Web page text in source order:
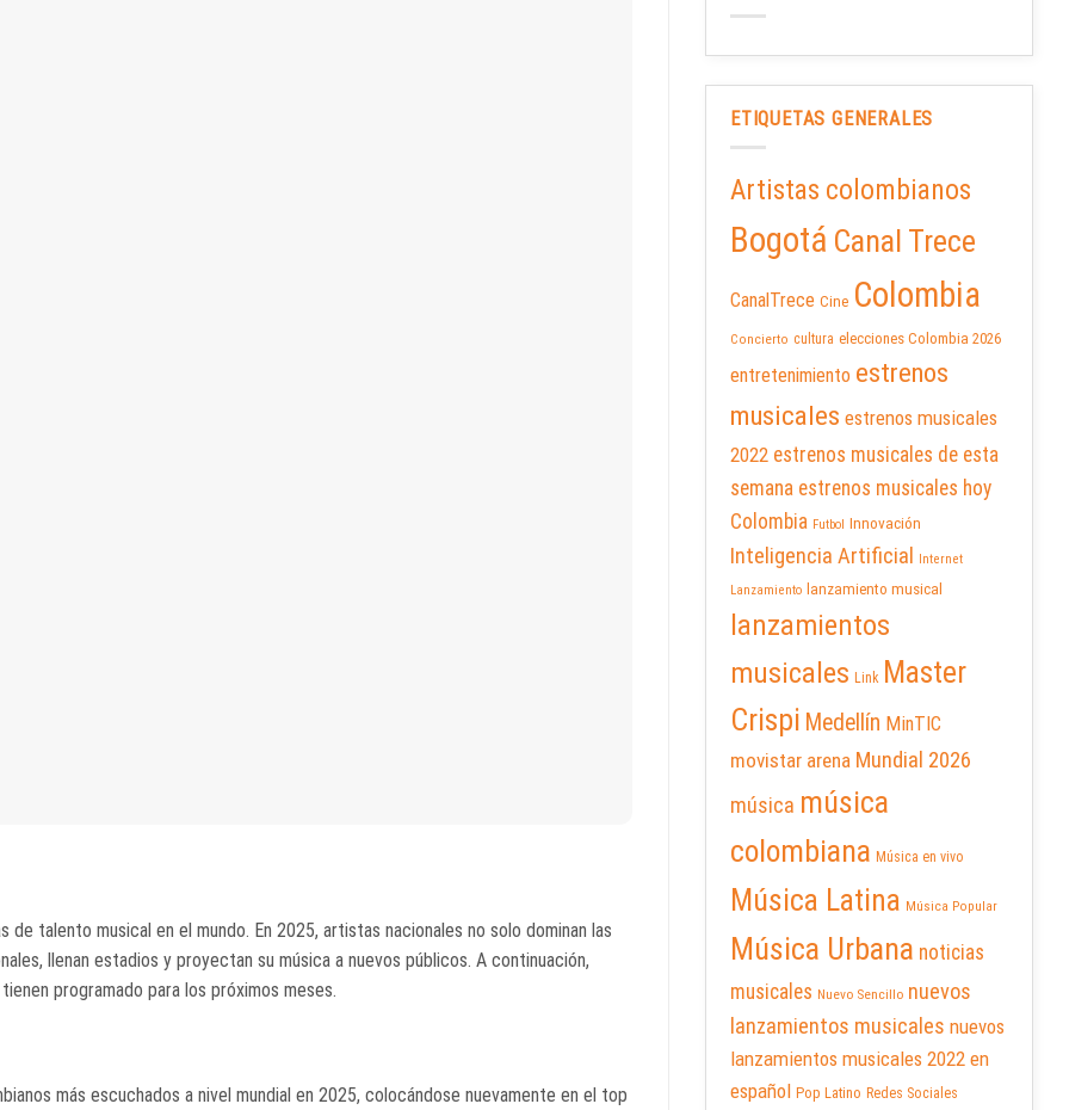
talento musical en el mundo. En 2025, artistas nacionales no solo dominan las
llenan estadios y proyectan su música a nuevos públicos. A continuación,
programado para los próximos meses.
más escuchados a nivel mundial en 2025, colocándose nuevamente en el top
ETIQUETAS GENERALES
Artistas colombianos
Bogotá Canal Trece
CanalTrece Cine Colombia
Concierto cultura elecciones Colombia 2026
entretenimiento estrenos
musicales estrenos musicales
2022 estrenos musicales de esta
semana estrenos musicales hoy
Colombia Futbol Innovación
Inteligencia Artificial
Internet
Lanzamiento
lanzamiento musical
lanzamientos
musicales Link Master
Crispi Medellín MinTIC
movistar arena Mundial 2026
música música
colombiana Música en vivo
Música Latina Música Popular
Música Urbana noticias
musicales Nuevo Sencillo nuevos
lanzamientos musicales nuevos
lanzamientos musicales 2022 en
español Pop Latino Redes Sociales